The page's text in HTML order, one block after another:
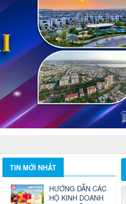
TIN MỚI NHẤT
HƯỚNG DẪN CÁC
HỘ KINH DOANH